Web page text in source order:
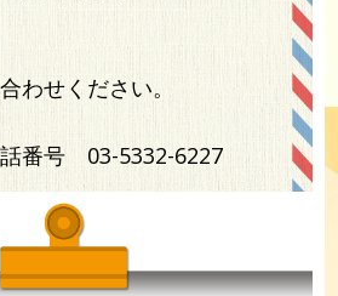
わせください。
番号 03-5332-6227